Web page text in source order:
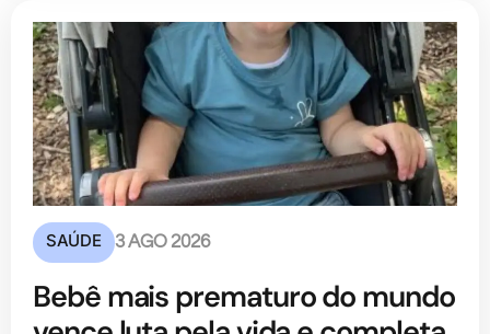
SAÚDE 3 AGO 2026
Bebê mais prematuro do mundo